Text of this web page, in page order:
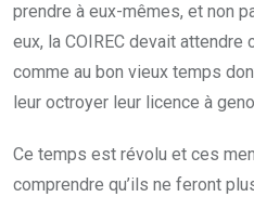
prendre à eux-mêmes, et non
eux, la COIREC devait
comme au bon vieux temps
leur octroyer leur licence à
Ce temps est révolu et ces
comprendre qu’ils ne feront